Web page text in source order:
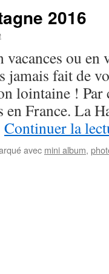
2016
ou en
jamais fait de
lointaine ! Par
France. La
Continuer la
avec mini album,